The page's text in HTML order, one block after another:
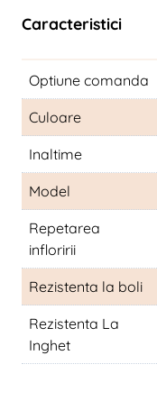
Caracteristici
Optiune comanda
Culoare
Inaltime
Model
Repetarea
infloririi
Rezistenta la boli
Rezistenta La
Inghet